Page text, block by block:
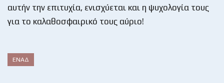
αυτήν την επιτυχία, ενισχύεται και η ψυχολογία τους
για το καλαθοσφαιρικό τους αύριο!
ΕΝΑΔ